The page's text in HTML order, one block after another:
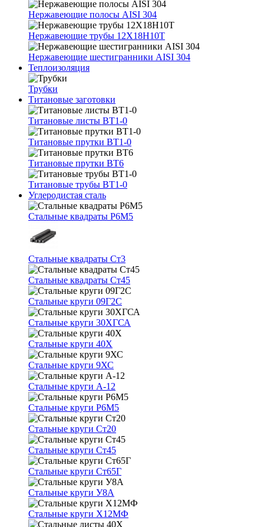
Нержавеющие полосы AISI 304
Нержавеющие трубы 12Х18Н10Т
Нержавеющие шестигранники AISI 304
Теплоизоляция
Трубки
Титановые заготовки
Титановые листы ВТ1-0
Титановые прутки ВТ1-0
Титановые прутки ВТ6
Титановые трубы ВТ1-0
Углеродистая сталь
Стальные квадраты Р6М5
Стальные квадраты Ст3
Стальные квадраты Ст45
Стальные круги 09Г2С
Стальные круги 30ХГСА
Стальные круги 40Х
Стальные круги 9ХС
Стальные круги А-12
Стальные круги Р6М5
Стальные круги Ст20
Стальные круги Ст45
Стальные круги Ст65Г
Стальные круги У8А
Стальные круги Х12МФ